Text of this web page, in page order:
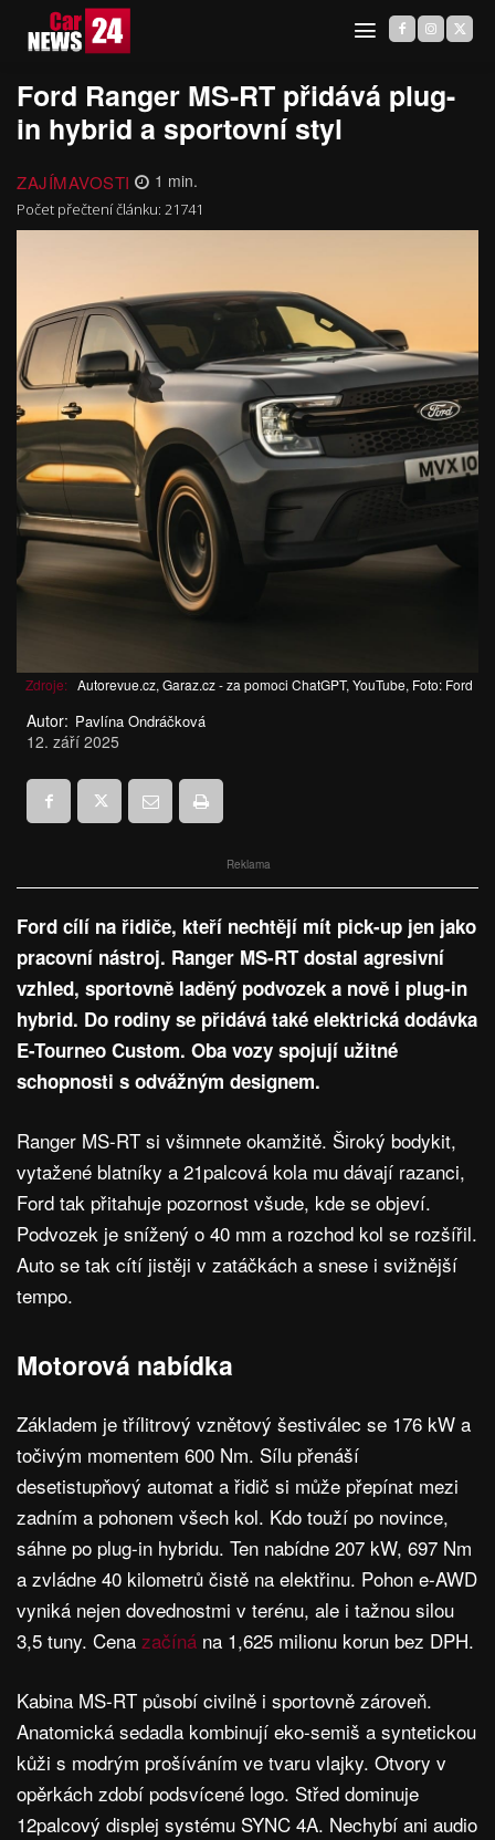
Ford Ranger MS-RT přidává plug-
in hybrid a sportovní styl
ZAJÍMAVOSTI 1 min.
Počet přečtení článku: 21741
Zdroje: Autorevue.cz, Garaz.cz - za pomoci ChatGPT, YouTube, Foto: Ford
Autor: Pavlína Ondráčková
12. září 2025
Reklama
Ford cílí na řidiče, kteří nechtějí mít pick-up jen jako
pracovní nástroj. Ranger MS-RT dostal agresivní
vzhled, sportovně laděný podvozek a nově i plug-in
hybrid. Do rodiny se přidává také elektrická dodávka
E-Tourneo Custom. Oba vozy spojují užitné
schopnosti s odvážným designem.
Ranger MS-RT si všimnete okamžitě. Široký bodykit,
vytažené blatníky a 21palcová kola mu dávají razanci,
Ford tak přitahuje pozornost všude, kde se objeví.
Podvozek je snížený o 40 mm a rozchod kol se rozšířil.
Auto se tak cítí jistěji v zatáčkách a snese i svižnější
tempo.
Motorová nabídka
Základem je třílitrový vznětový šestiválec se 176 kW a
točivým momentem 600 Nm. Sílu přenáší
desetistupňový automat a řidič si může přepínat mezi
zadním a pohonem všech kol. Kdo touží po novince,
sáhne po plug-in hybridu. Ten nabídne 207 kW, 697 Nm
a zvládne 40 kilometrů čistě na elektřinu. Pohon e-AWD
vyniká nejen dovednostmi v terénu, ale i tažnou silou
3,5 tuny. Cena začíná na 1,625 milionu korun bez DPH.
Kabina MS-RT působí civilně i sportovně zároveň.
Anatomická sedadla kombinují eko-semiš a syntetickou
kůži s modrým prošíváním ve tvaru vlajky. Otvory v
opěrkách zdobí podsvícené logo. Střed dominuje
12palcový displej systému SYNC 4A. Nechybí ani audio